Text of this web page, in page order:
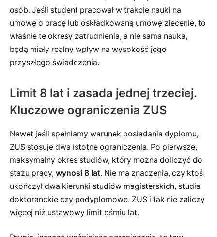
osób. Jeśli student pracował w trakcie nauki na
umowę o pracę lub oskładkowaną umowę zlecenie, to
właśnie te okresy zatrudnienia, a nie sama nauka,
będą miały realny wpływ na wysokość jego
przyszłego świadczenia.
Limit 8 lat i zasada jednej trzeciej.
Kluczowe ograniczenia ZUS
Nawet jeśli spełniamy warunek posiadania dyplomu,
ZUS stosuje dwa istotne ograniczenia. Po pierwsze,
maksymalny okres studiów, który można doliczyć do
stażu pracy, wynosi 8 lat. Nie ma znaczenia, czy ktoś
ukończył dwa kierunki studiów magisterskich, studia
doktoranckie czy podyplomowe. ZUS i tak nie zaliczy
więcej niż ustawowy limit ośmiu lat.